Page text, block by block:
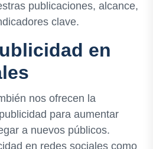
publicaciones, alcance,
clave.
en
nos ofrecen la
para aumentar
a nuevos públicos.
en redes sociales como